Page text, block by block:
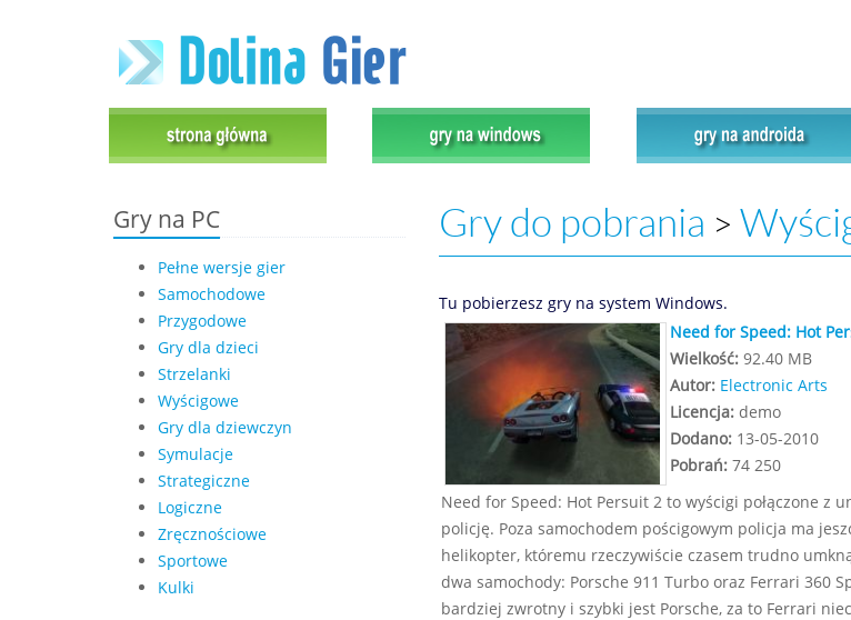
Gry na PC
Pełne wersje gier
Samochodowe
Przygodowe
Gry dla dzieci
Strzelanki
Wyścigowe
Gry dla dziewczyn
Symulacje
Strategiczne
Logiczne
Zręcznościowe
Sportowe
Kulki
Gry do pobrania >
Tu pobierzesz gry na system Windows.
Need for Speed: Hot
Wielkość:92.40 MB
Autor: Electronic Arts
Licencja:demo
Dodano:13-05-2010
Pobrań:74 250
Need for Speed: Hot Persuit 2 to wyścigi połączone z
policję. Poza samochodem pościgowym policja ma
helikopter, któremu rzeczywiście czasem trudno
dwa samochody: Porsche 911 Turbo oraz Ferrari 360
bardziej zwrotny i szybki jest Porsche, za to Ferrari